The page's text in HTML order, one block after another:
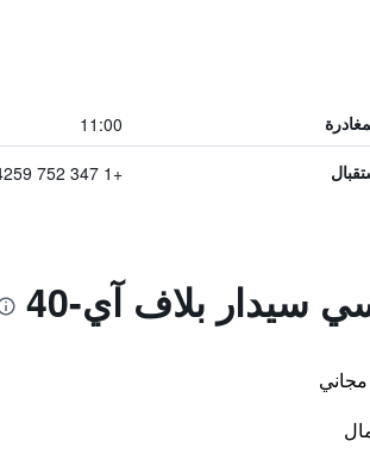
11:00
+1 347 752 4259
سيدار بلاف آي-40